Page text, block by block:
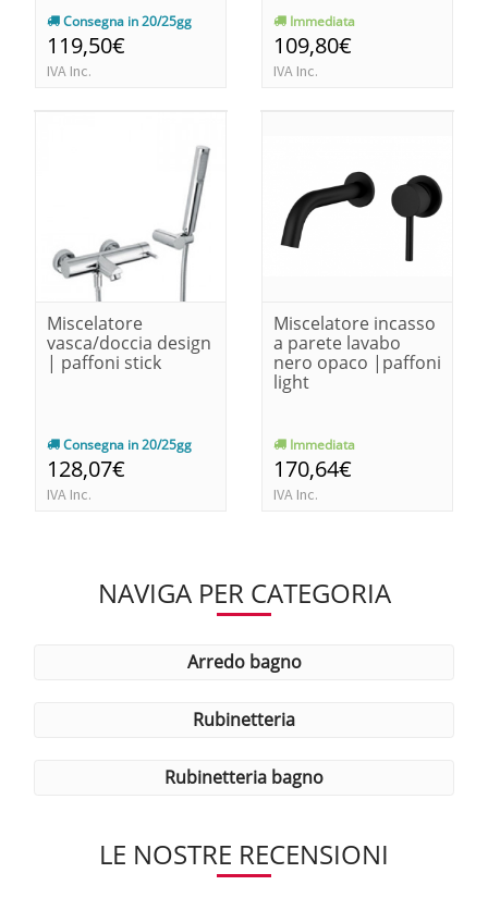
Consegna in 20/25gg
119,50€
IVA Inc.
Immediata
109,80€
IVA Inc.
Miscelatore
vasca/doccia design
| paffoni stick
Consegna in 20/25gg
128,07€
IVA Inc.
Miscelatore incasso
a parete lavabo
nero opaco |paffoni
light
Immediata
170,64€
IVA Inc.
NAVIGA PER CATEGORIA
arredo bagno
rubinetteria
rubinetteria bagno
LE NOSTRE RECENSIONI